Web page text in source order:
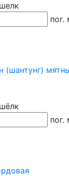
пог. м
мятный
пог. м